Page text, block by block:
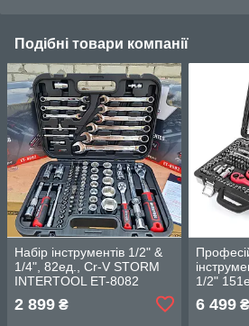
Подібні товари компанії
Набір інструментів 1/2" &
1/4", 82ед., Cr-V STORM
INTERTOOL ET-8082
2 899 ₴
1/2"
6 499₴